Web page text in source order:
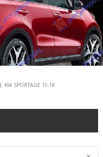
KIA SPORTAGE 15-18